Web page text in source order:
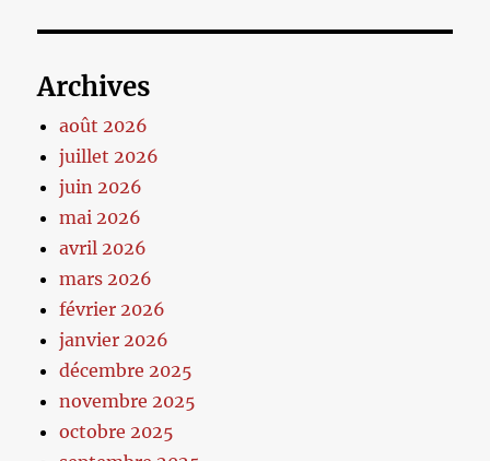
Archives
août 2026
juillet 2026
juin 2026
mai 2026
avril 2026
mars 2026
février 2026
janvier 2026
décembre 2025
novembre 2025
octobre 2025